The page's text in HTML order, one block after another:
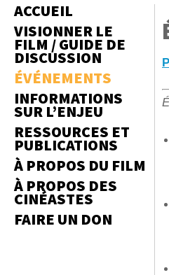
ACCUEIL
VISIONNER LE
FILM / GUIDE DE
DISCUSSION
ÉVÉNEMENTS
INFORMATIONS
SUR L’ENJEU
RESSOURCES ET
PUBLICATIONS
À PROPOS DU FILM
À PROPOS DES
CINÉASTES
FAIRE UN DON